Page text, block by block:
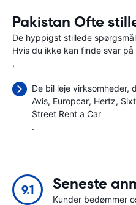
Pakistan Ofte
De hyppigst stillede
Hvis du ikke kan finde svar
.
De bil leje virksomheder,
Avis Europcar Hertz Sixt
Street Rent a Car
.
9.1 Seneste
Kunder bedømmer